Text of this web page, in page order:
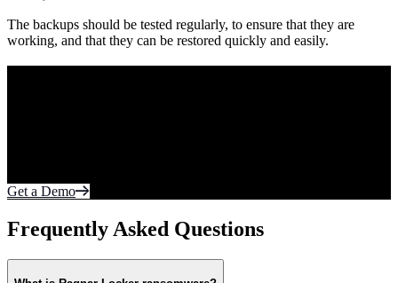
The backups should be tested regularly, to ensure that they are
working, and that they can be restored quickly and easily.
Get a Demo
Frequently Asked Questions